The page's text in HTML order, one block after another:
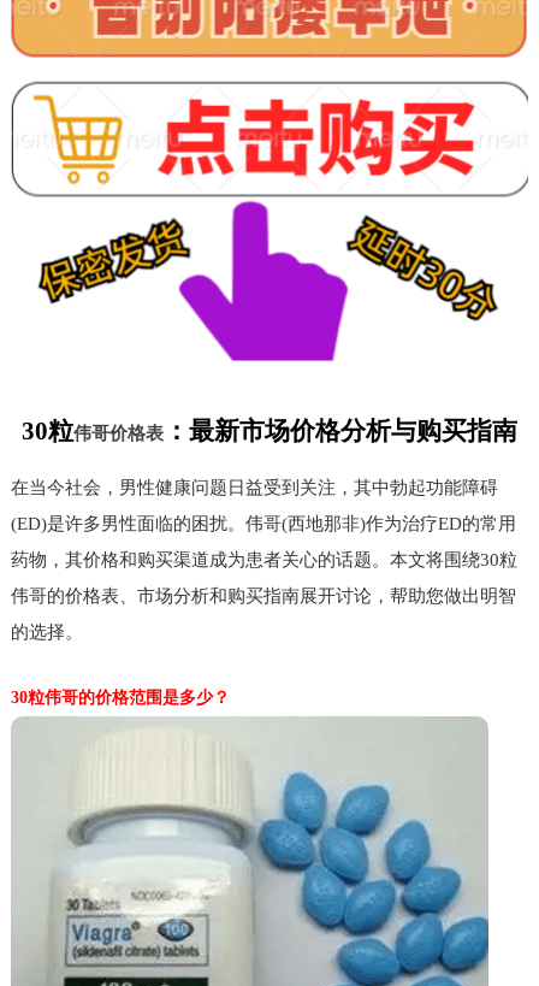
30粒伟哥价格表：最新市场价格分析与购买指南
在当今社会，男性健康问题日益受到关注，其中勃起功能障碍
(ED)是许多男性面临的困扰。伟哥(西地那非)作为治疗ED的常用
药物，其价格和购买渠道成为患者关心的话题。本文将围绕30粒
伟哥的价格表、市场分析和购买指南展开讨论，帮助您做出明智
的选择。
30粒伟哥的价格范围是多少？